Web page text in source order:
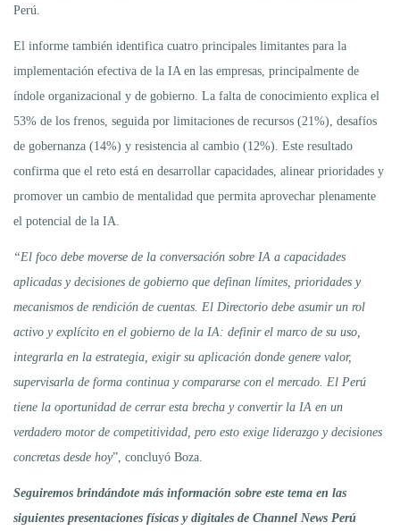
Perú.
El informe también identifica cuatro principales limitantes para la
implementación efectiva de la IA en las empresas, principalmente de
índole organizacional y de gobierno. La falta de conocimiento explica el
53% de los frenos, seguida por limitaciones de recursos (21%), desafíos
de gobernanza (14%) y resistencia al cambio (12%). Este resultado
confirma que el reto está en desarrollar capacidades, alinear prioridades y
promover un cambio de mentalidad que permita aprovechar plenamente
el potencial de la IA.
“El foco debe moverse de la conversación sobre IA a capacidades
aplicadas y decisiones de gobierno que definan límites, prioridades y
mecanismos de rendición de cuentas. El Directorio debe asumir un rol
activo y explícito en el gobierno de la IA: definir el marco de su uso,
integrarla en la estrategia, exigir su aplicación donde genere valor,
supervisarla de forma continua y compararse con el mercado. El Perú
tiene la oportunidad de cerrar esta brecha y convertir la IA en un
verdadero motor de competitividad, pero esto exige liderazgo y decisiones
concretas desde hoy”, concluyó Boza.
Seguiremos brindándote más información sobre este tema en las
siguientes presentaciones físicas y digitales de Channel News Perú